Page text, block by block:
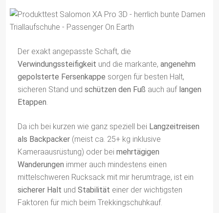
Der exakt angepasste Schaft, die
Verwindungssteifigkeit und die markante, angenehm
gepolsterte Fersenkappe sorgen für besten Halt,
sicheren Stand und schützen den Fuß auch auf langen
Etappen.
Da ich bei kurzen wie ganz speziell bei Langzeitreisen
als Backpacker (meist ca. 25+ kg inklusive
Kameraausrüstung) oder bei mehrtägigen
Wanderungen immer auch mindestens einen
mittelschweren Rucksack mit mir herumtrage, ist ein
sicherer Halt und Stabilität einer der wichtigsten
Faktoren für mich beim Trekkingschuhkauf.